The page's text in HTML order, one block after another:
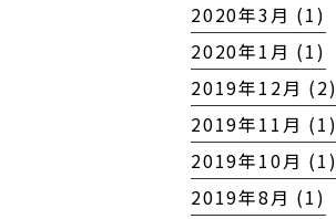
2020年3月 (1)
2020年1月 (1)
2019年12月 (2)
2019年11月 (1)
2019年10月 (1)
2019年8月 (1)